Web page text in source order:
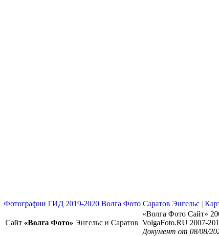
Фотографии ГИД 2019-2020 Волга Фото Саратов Энгельс |
Сайт «Волга Фото» Энгельс и Саратов
«Волга Фото Сайт»
VolgaFoto.RU 2007-
Документ от 08/08/